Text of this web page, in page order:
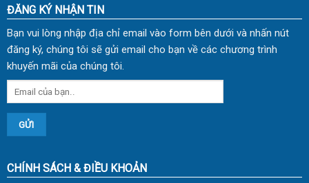
ĐĂNG KÝ NHẬN TIN
Bạn vui lòng nhập địa chỉ email vào form bên dưới và nhấn nút
đăng ký, chúng tôi sẽ gửi email cho bạn về các chương trình
khuyến mãi của chúng tôi.
CHÍNH SÁCH & ĐIỀU KHOẢN